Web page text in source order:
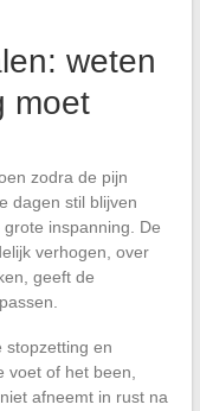
weten
moet
zodra de pijn
dagen stil blijven
inspanning. De
verhogen, over
geeft de
stopzetting en
voet of het been,
afneemt in rust na